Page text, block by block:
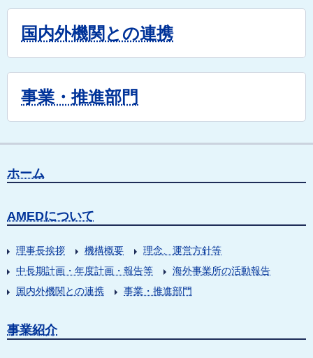
国内外機関との連携
事業・推進部門
ホーム
AMEDについて
理事長挨拶 機構概要
理念、運営方針等
中長期計画・年度計画・報告等
海外事業所の活動報告
国内外機関との連携
事業・推進部門
事業紹介